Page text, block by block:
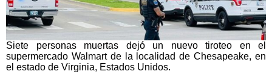
Siete personas muertas dejó un nuevo tiroteo en el
supermercado Walmart de la localidad de Chesapeake, en
el estado de Virginia, Estados Unidos.